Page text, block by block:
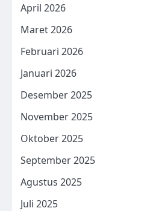
April 2026
Maret 2026
Februari 2026
Januari 2026
Desember 2025
November 2025
Oktober 2025
September 2025
Agustus 2025
Juli 2025